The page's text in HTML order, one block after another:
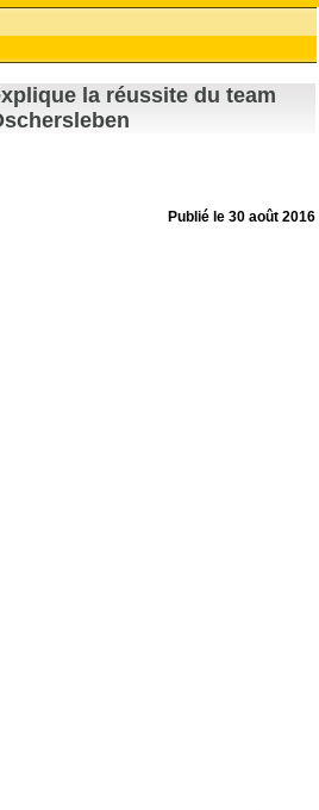
la réussite du team
Publié le 30 août 2016